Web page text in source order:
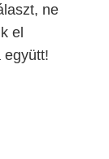
ne
el
együtt!